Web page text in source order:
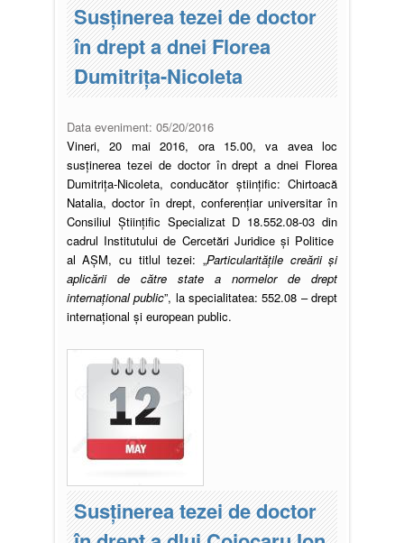
Susţinerea tezei de doctor
în drept a dnei Florea
Dumitrița-Nicoleta
Data eveniment: 05/20/2016
Vineri, 20 mai 2016, ora 15.00, va avea loc
susţinerea tezei de doctor în drept a dnei Florea
Dumitrița-Nicoleta, conducător ştiinţific: Chirtoacă
Natalia, doctor în drept, conferențiar universitar în
Consiliul Ştiinţific Specializat D 18.552.08-03 din
cadrul Institutului de Cercetări Juridice și Politice
al AŞM, cu titlul tezei: „Particularitățile creării și
aplicării de către state a normelor de drept
internațional public”, la specialitatea: 552.08 – drept
internațional și european public.
Susţinerea tezei de doctor